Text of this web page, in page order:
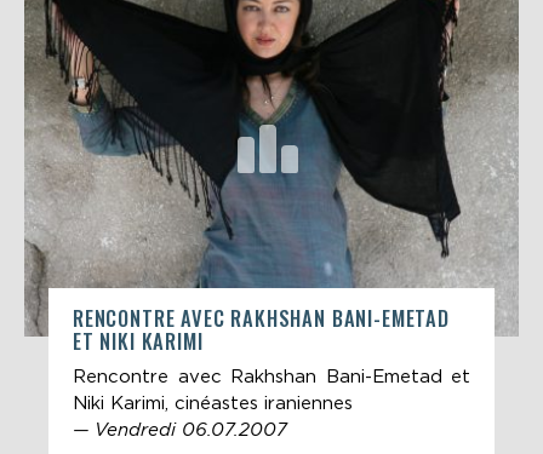
RENCONTRE AVEC RAKHSHAN BANI-EMETAD
ET NIKI KARIMI
Rencontre avec Rakhshan Bani-Emetad et
Niki Karimi, cinéastes iraniennes
— Vendredi 06.07.2007